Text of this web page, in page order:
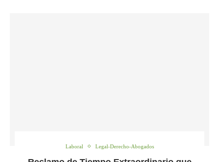
Laboral Legal-Derecho-Abogados